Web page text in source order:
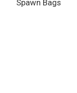
Spawn Bags